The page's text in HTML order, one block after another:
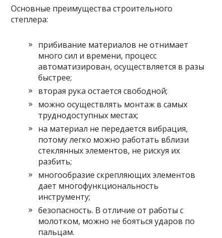
Основные преимущества строительного
степлера:
прибивание материалов не отнимает
много сил и времени, процесс
автоматизирован, осуществляется в разы
быстрее;
вторая рука остается свободной;
можно осуществлять монтаж в самых
труднодоступных местах;
на материал не передается вибрация,
потому легко можно работать вблизи
стеклянных элементов, не рискуя их
разбить;
многообразие скрепляющих элементов
дает многофункциональность
инструменту;
безопасность. В отличие от работы с
молотком, можно не бояться ударов по
пальцам.